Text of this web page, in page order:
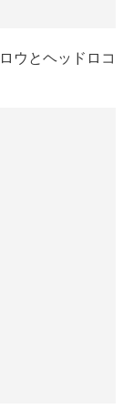
ウとヘッドロコ